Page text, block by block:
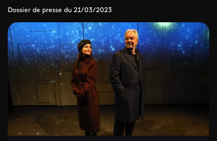
Dossier de presse du 21/03/2023